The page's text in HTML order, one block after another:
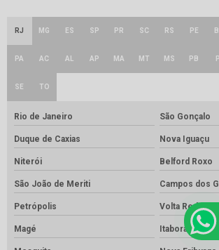
RJ MG ES SP PR SC RS PE
PA AC AL AP MA MT MS PB PI
SE TO
Rio de Janeiro São Gonçalo
Duque de Caxias Nova Iguaçu
Niterói Belford Roxo
São João de Meriti Campos dos
Petrópolis Volta Redonda
Magé Itaboraí